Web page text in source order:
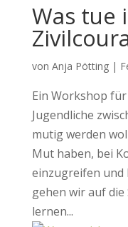
Was tue
von Anja Pötting|
Ein Workshop
Jugendliche
mutig werden
Mut haben, bei
einzugreifen und
gehen wir auf
lernen...